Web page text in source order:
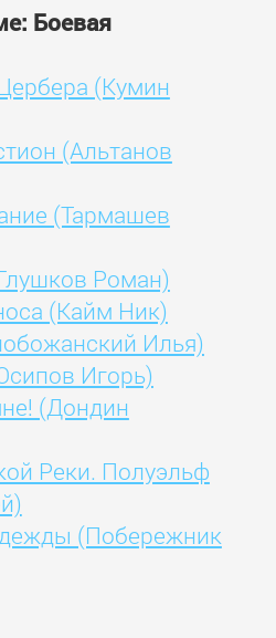
Боевая
(Кумин
(Альтанов
(Тармашев
Роман)
(Кайм Ник)
Илья)
Игорь)
(Дондин
Реки. Полуэльф
(Побережник